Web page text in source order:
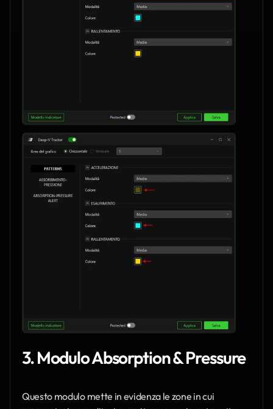
3. Modulo Absorption & Pressure
Questo modulo mette in evidenza le zone in cui